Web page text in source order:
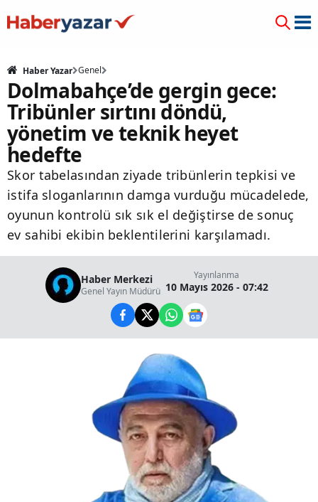
Haber Yazar Genel
Dolmabahçe’de gergin gece:
Tribünler sırtını döndü,
yönetim ve teknik heyet
hedefte
Skor tabelasından ziyade tribünlerin tepkisi ve
istifa sloganlarının damga vurduğu mücadelede,
oyunun kontrolü sık sık el değiştirse de sonuç
ev sahibi ekibin beklentilerini karşılamadı.
Haber Merkezi
Genel Yayın Müdürü
Yayınlanma
10 Mayıs 2026 - 07:42